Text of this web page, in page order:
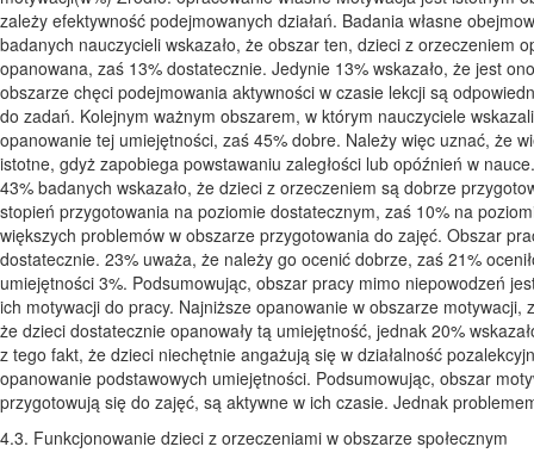
zależy efektywność podejmowanych działań. Badania własne
badanych nauczycieli wskazało, że obszar ten, dzieci z orzeczeniem
opanowana, zaś 13% dostatecznie. Jedynie 13% wskazało, że jest
obszarze chęci podejmowania aktywności w czasie lekcji są
do zadań. Kolejnym ważnym obszarem, w którym nauczyciele
opanowanie tej umiejętności, zaś 45% dobre. Należy więc uznać, że
istotne, gdyż zapobiega powstawaniu zaległości lub opóźnień w
43% badanych wskazało, że dzieci z orzeczeniem są dobrze
stopień przygotowania na poziomie dostatecznym, zaś 10% na
większych problemów w obszarze przygotowania do zajęć. Obszar
dostatecznie. 23% uważa, że należy go ocenić dobrze, zaś 21%
umiejętności 3%. Podsumowując, obszar pracy mimo niepowodzeń
ich motywacji do pracy. Najniższe opanowanie w obszarze
że dzieci dostatecznie opanowały tą umiejętność, jednak 20%
z tego fakt, że dzieci niechętnie angażują się w działalność
opanowanie podstawowych umiejętności. Podsumowując, obszar
przygotowują się do zajęć, są aktywne w ich czasie. Jednak
4.3. Funkcjonowanie dzieci z orzeczeniami w obszarze społecznym